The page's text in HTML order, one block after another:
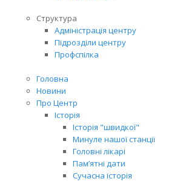
Структура
Адміністрація центру
Підрозділи центру
Профспілка
Головна
Новини
Про Центр
Історія
Історія "швидкої"
Минуле нашої станції
Головні лікарі
Пам’ятні дати
Сучасна історія